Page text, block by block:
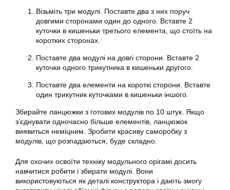
Візьміть три модулі. Поставте два з них поруч
довгими сторонами один до одного. Вставте 2
куточки в кишеньки третього елемента, що стоїть на
коротких сторонах.
Поставте два модулі на довгі сторони. Вставте 2
куточки одного трикутника в кишеньки другого.
Поставте два елементи на короткі сторони. Вставте
один трикутник куточками в кишеньки іншого.
Збирайте ланцюжки з готових модулів по 10 штук. Якщо
з’єднувати одночасно більше елементів, ланцюжок
виявиться неміцним. Зробити красиву саморобку з
модулів, що розпадаються, буде складно.
Для охочих освоїти техніку модульного орігамі досить
навчитися робити і збирати модулі. Вони
використовуються як деталі конструктора і дають змогу